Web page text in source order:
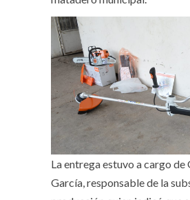
La entrega estuvo a cargo de
García, responsable de la